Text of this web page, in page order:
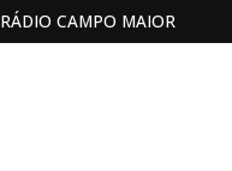
RÁDIO CAMPO MAIOR